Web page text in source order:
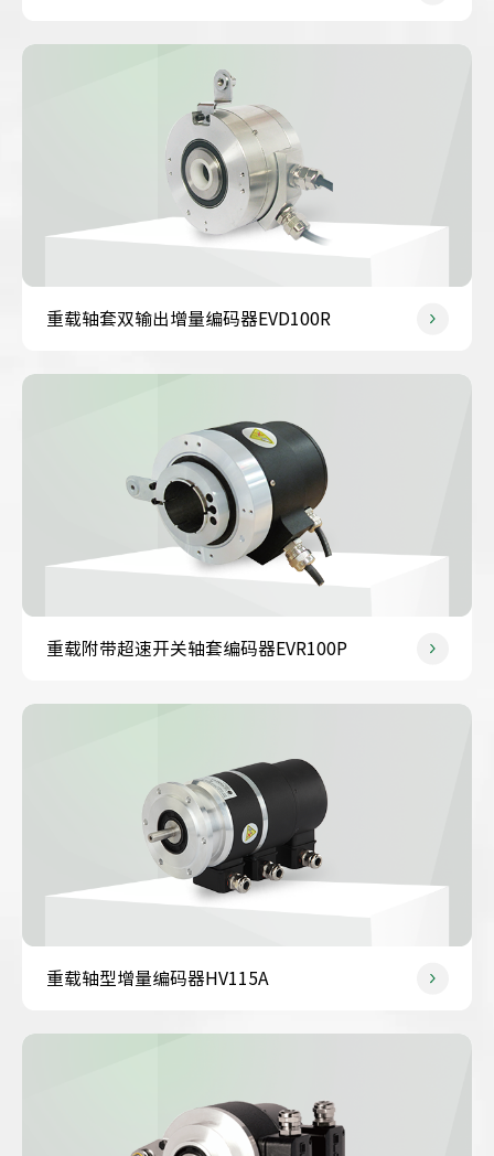
重载轴套双输出增量编码器EVD100R
重载附带超速开关轴套编码器EVR100P
重载轴型增量编码器HV115A